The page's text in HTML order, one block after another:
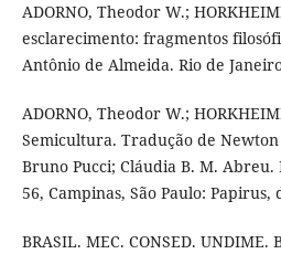
ADORNO, Theodor W.;
esclarecimento: fragmentos
Antônio de Almeida. Rio de
ADORNO, Theodor W.;
Semicultura. Tradução de Newton
Bruno Pucci; Cláudia B. M. Abreu.
56, Campinas, São Paulo: Papirus,
BRASIL. MEC. CONSED. UNDIME.